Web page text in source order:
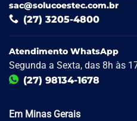
sac@solucoestec.com.br
(27) 3205-4800
Atendimento WhatsApp
Segunda a Sexta, das 8h às
(27) 98134-1678
Em Minas Gerais